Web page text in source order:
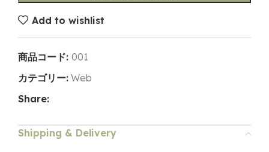
Add to wishlist
商品コード: 001
カテゴリー: Web
Share:
Shipping & Delivery